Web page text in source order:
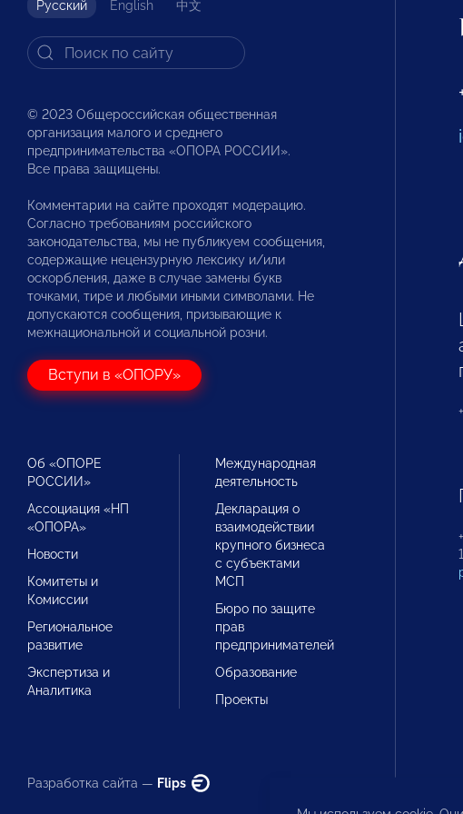
Русский English 中文
© 2023 Общероссийская общественная
организация малого и среднего
предпринимательства «ОПОРА РОССИИ».
Все права защищены.
Комментарии на сайте проходят модерацию.
Согласно требованиям российского
законодательства, мы не публикуем сообщения,
содержащие нецензурную лексику и/или
оскорбления, даже в случае замены букв
точками, тире и любыми иными символами. Не
допускаются сообщения, призывающие к
межнациональной и социальной розни.
Вступи в «ОПОРУ»
Об «ОПОРЕ
РОССИИ»
Ассоциация «НП
«ОПОРА»
Новости
Комитеты и
Комиссии
Региональное
развитие
Экспертиза и
Аналитика
Международная
деятельность
Декларация о
взаимодействии
крупного бизнеса
с субъектами
МСП
Бюро по защите
прав
предпринимателей
Образование
Проекты
Разработка сайта — Flips